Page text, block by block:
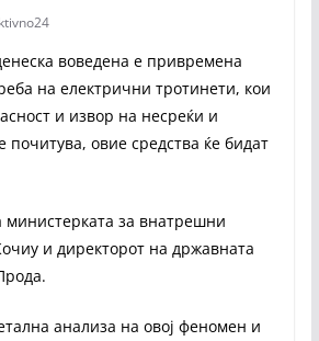
воведена е привремена
на електрични тротинети, кои
и извор на несреќи и
почитува, овие средства ќе бидат
министерката за внатрешни
и директорот на државната
анализа на овој феномен и